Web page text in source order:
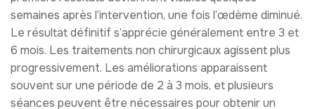
semaines après l’intervention, une fois l’œdème diminué.
Le résultat définitif s’apprécie généralement entre 3 et
6 mois. Les traitements non chirurgicaux agissent plus
progressivement. Les améliorations apparaissent
souvent sur une période de 2 à 3 mois, et plusieurs
séances peuvent être nécessaires pour obtenir un